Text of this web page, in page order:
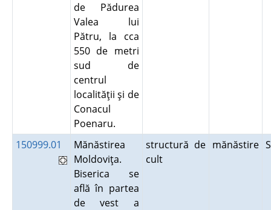
de Pădurea
Valea lui
Pătru, la cca
550 de metri
sud de
centrul
localităţii şi de
Conacul
Poenaru.
150999.01
Mănăstirea
Moldoviţa.
Biserica se
află în partea
de vest a
structură de
cult
mănăstire